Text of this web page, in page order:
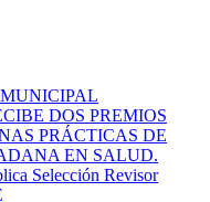
DOS PREMIOS
PRÁCTICAS DE
EN SALUD.
Selección Revisor